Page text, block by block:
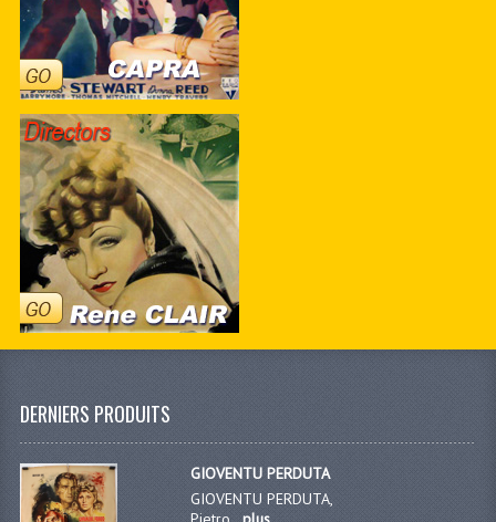
DERNIERS PRODUITS
GIOVENTU PERDUTA
GIOVENTU PERDUTA,